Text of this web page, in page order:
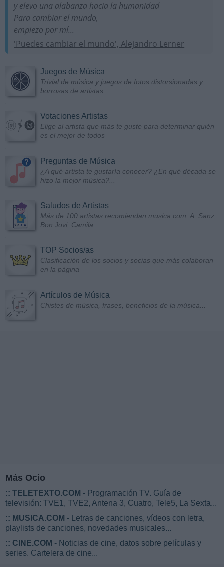
y elevo una alabanza hacia la humanidad
Para cambiar el mundo,
empiezo por mí...
'Puedes cambiar el mundo', Alejandro Lerner
Juegos de Música
Trivial de música y juegos de fotos distorsionadas y
borrosas de artistas
Votaciones Artistas
Elige al artista que más te guste para determinar quién
es el mejor de todos
Preguntas de Música
¿A qué artista te gustaría conocer? ¿En qué década se
hizo la mejor música?...
Saludos de Artistas
Más de 100 artistas recomiendan musica.com: A. Sanz,
Bon Jovi, Camila...
TOP Socios/as
Clasificación de los socios y socias que más colaboran
en la página
Artículos de Música
Chistes de música, frases, beneficios de la música...
Más Ocio
:: TELETEXTO.COM - Programación TV. Guía de
televisión: TVE1, TVE2, Antena 3, Cuatro, Tele5, La Sexta...
:: MUSICA.COM - Letras de canciones, vídeos con letra,
playlists de canciones, novedades musicales...
:: CINE.COM - Noticias de cine, datos sobre películas y
series. Cartelera de cine...